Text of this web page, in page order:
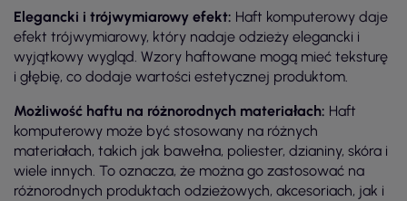
Elegancki i trójwymiarowy efekt: Haft komputerowy daje
efekt trójwymiarowy, który nadaje odzieży elegancki i
wyjątkowy wygląd. Wzory haftowane mogą mieć teksturę
i głębię, co dodaje wartości estetycznej produktom.
Możliwość haftu na różnorodnych materiałach: Haft
komputerowy może być stosowany na różnych
materiałach, takich jak bawełna, poliester, dzianiny, skóra i
wiele innych. To oznacza, że można go zastosować na
różnorodnych produktach odzieżowych, akcesoriach, jak i